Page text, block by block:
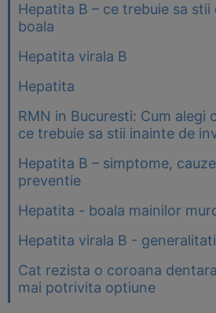
Hepatita B – ce trebuie sa stii
boala
Hepatita virala B
Hepatita
RMN in Bucuresti: Cum alegi
ce trebuie sa stii inainte de
Hepatita B – simptome,
preventie
Hepatita - boala mainilor
Hepatita virala B - generalitati
Cat rezista o coroana
mai potrivita optiune